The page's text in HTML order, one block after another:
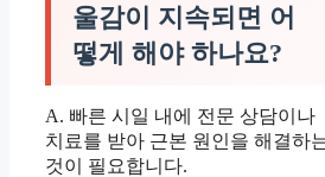
울감이 지속되면 어
떻게 해야 하나요?
A. 빠른 시일 내에 전문 상담이나
치료를 받아 근본 원인을 해결하
것이 필요합니다.